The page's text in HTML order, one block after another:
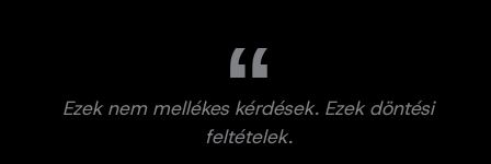
Ezek nem mellékes kérdések. Ezek döntési
feltételek.